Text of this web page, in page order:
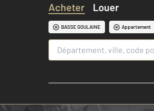
Acheter Louer
BASSE GOULAINE Appartement